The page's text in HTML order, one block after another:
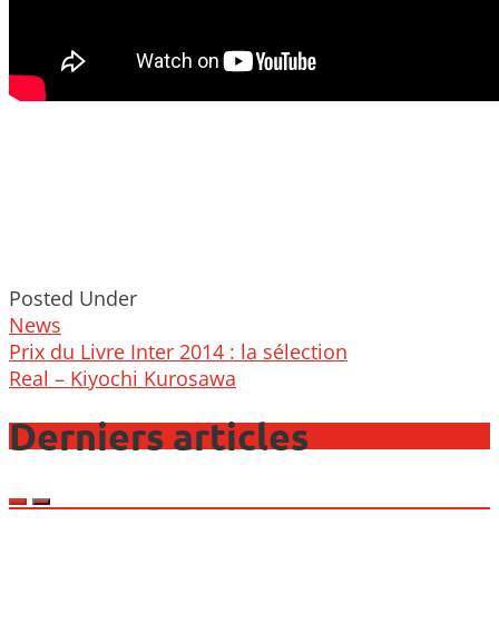
Posted Under
News
Post
navigation
Prix du Livre Inter 2014 : la sélection
Real – Kiyochi Kurosawa
Derniers articles